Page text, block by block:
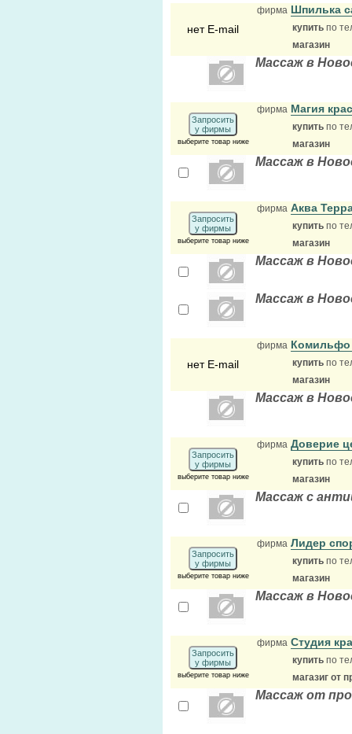
нет E-mail
фирма Шпилька
купить по
магазин
Массаж в
Запросить
у фирмы
выберите товар ниже
фирма Магия
купить по
магазин
Массаж в
Запросить
у фирмы
выберите товар ниже
фирма Аква
купить по
магазин
Массаж в
Массаж в
нет E-mail
фирма Комильфо
купить по
магазин
Массаж в
Запросить
у фирмы
выберите товар ниже
фирма Доверие
купить по
магазин
Массаж с
Запросить
у фирмы
выберите товар ниже
фирма Лидер
купить по
магазин
Массаж в
Запросить
у фирмы
выберите товар ниже
фирма Студия
купить по
магазиг от
Массаж от